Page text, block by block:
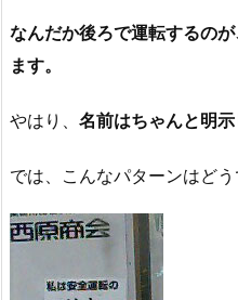
なんだか後ろで運転するの
ます。
やはり、 名前はちゃんと明
では、こんなパターンはどう